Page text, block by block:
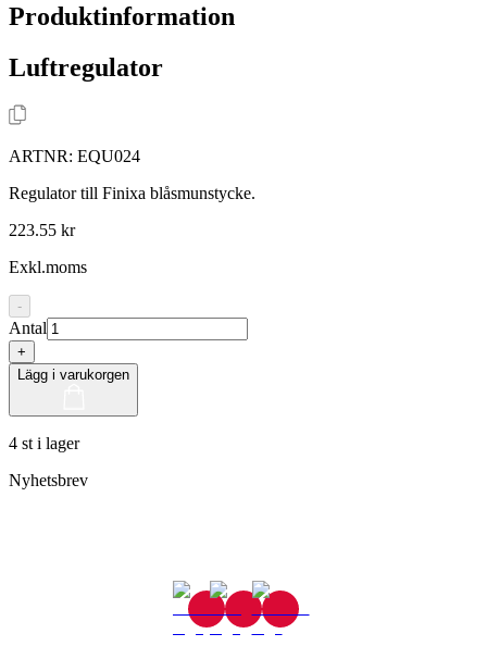
Produktinformation
Luftregulator
ARTNR: EQU024
Regulator till Finixa blåsmunstycke.
223.55 kr
Exkl.moms
-
Antal
+
Lägg i varukorgen
4 st i lager
Nyhetsbrev